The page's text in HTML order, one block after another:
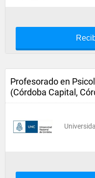
Profesorado en
(Córdoba Capital,